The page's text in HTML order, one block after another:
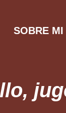
SOBRE MI